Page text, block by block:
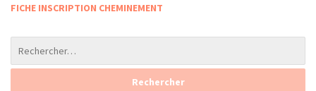
FICHE INSCRIPTION CHEMINEMENT